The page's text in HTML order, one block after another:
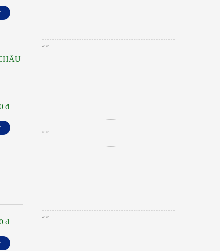
đ
đ
“ ”
“ ”
“ ”